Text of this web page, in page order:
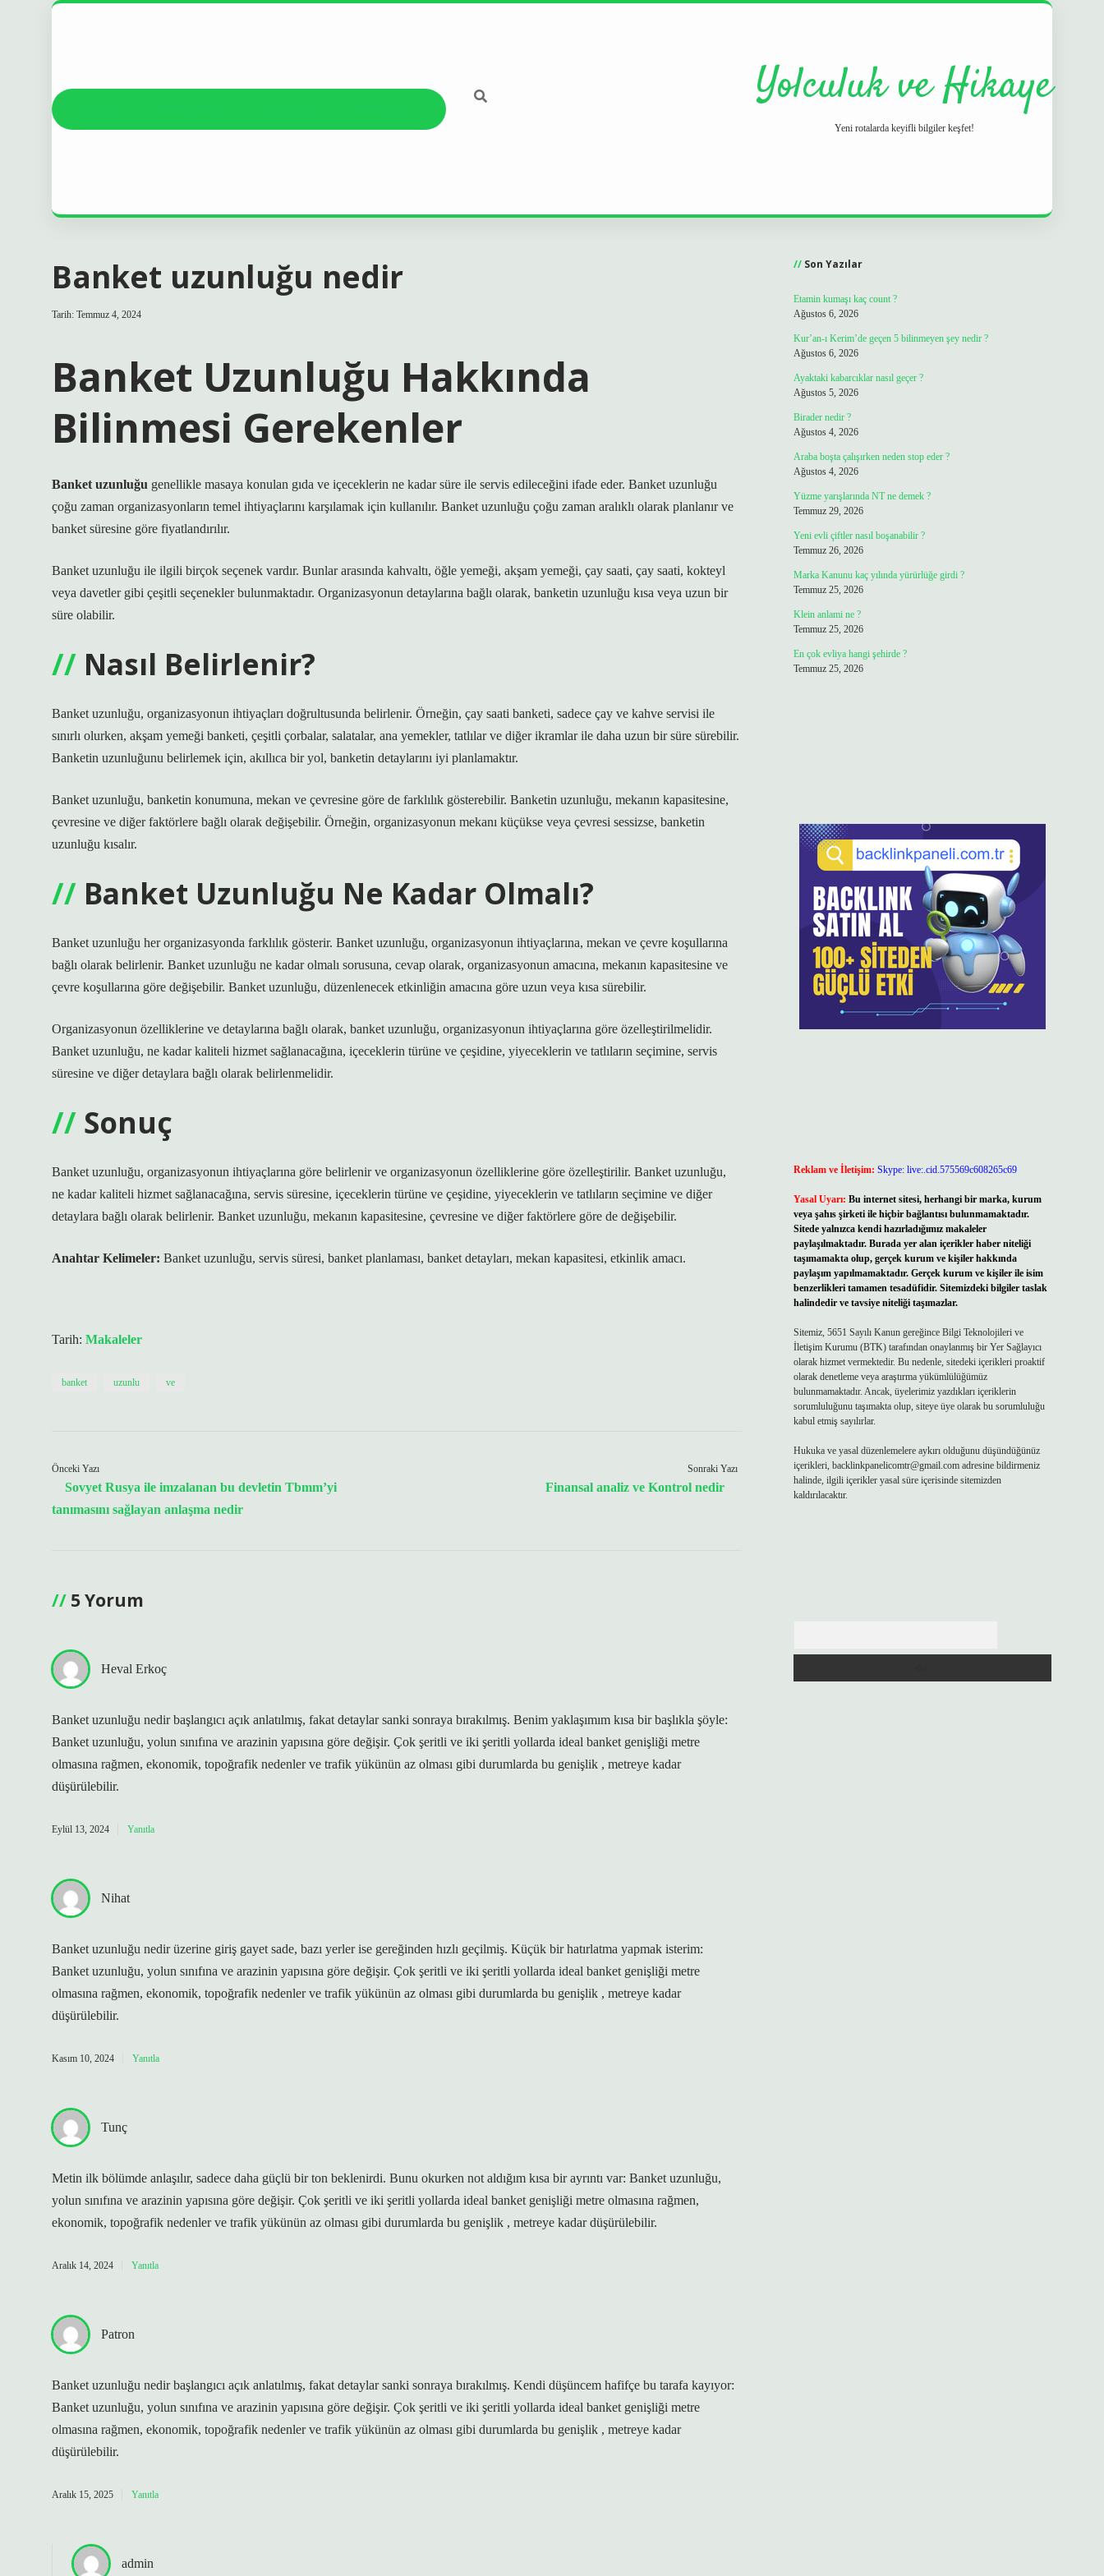
Yolculuk ve Hikaye
Yeni rotalarda keyifli bilgiler keşfet!
Banket uzunluğu nedir
Tarih: Temmuz 4, 2024
Banket Uzunluğu Hakkında
Bilinmesi Gerekenler
Banket uzunluğu genellikle masaya konulan gıda ve içeceklerin ne kadar süre ile servis edileceğini ifade eder. Banket uzunluğu
çoğu zaman organizasyonların temel ihtiyaçlarını karşılamak için kullanılır. Banket uzunluğu çoğu zaman aralıklı olarak planlanır ve
banket süresine göre fiyatlandırılır.
Banket uzunluğu ile ilgili birçok seçenek vardır. Bunlar arasında kahvaltı, öğle yemeği, akşam yemeği, çay saati, çay saati, kokteyl
veya davetler gibi çeşitli seçenekler bulunmaktadır. Organizasyonun detaylarına bağlı olarak, banketin uzunluğu kısa veya uzun bir
süre olabilir.
Nasıl Belirlenir?
Banket uzunluğu, organizasyonun ihtiyaçları doğrultusunda belirlenir. Örneğin, çay saati banketi, sadece çay ve kahve servisi ile
sınırlı olurken, akşam yemeği banketi, çeşitli çorbalar, salatalar, ana yemekler, tatlılar ve diğer ikramlar ile daha uzun bir süre sürebilir.
Banketin uzunluğunu belirlemek için, akıllıca bir yol, banketin detaylarını iyi planlamaktır.
Banket uzunluğu, banketin konumuna, mekan ve çevresine göre de farklılık gösterebilir. Banketin uzunluğu, mekanın kapasitesine,
çevresine ve diğer faktörlere bağlı olarak değişebilir. Örneğin, organizasyonun mekanı küçükse veya çevresi sessizse, banketin
uzunluğu kısalır.
Banket Uzunluğu Ne Kadar Olmalı?
Banket uzunluğu her organizasyonda farklılık gösterir. Banket uzunluğu, organizasyonun ihtiyaçlarına, mekan ve çevre koşullarına
bağlı olarak belirlenir. Banket uzunluğu ne kadar olmalı sorusuna, cevap olarak, organizasyonun amacına, mekanın kapasitesine ve
çevre koşullarına göre değişebilir. Banket uzunluğu, düzenlenecek etkinliğin amacına göre uzun veya kısa sürebilir.
Organizasyonun özelliklerine ve detaylarına bağlı olarak, banket uzunluğu, organizasyonun ihtiyaçlarına göre özelleştirilmelidir.
Banket uzunluğu, ne kadar kaliteli hizmet sağlanacağına, içeceklerin türüne ve çeşidine, yiyeceklerin ve tatlıların seçimine, servis
süresine ve diğer detaylara bağlı olarak belirlenmelidir.
Sonuç
Banket uzunluğu, organizasyonun ihtiyaçlarına göre belirlenir ve organizasyonun özelliklerine göre özelleştirilir. Banket uzunluğu,
ne kadar kaliteli hizmet sağlanacağına, servis süresine, içeceklerin türüne ve çeşidine, yiyeceklerin ve tatlıların seçimine ve diğer
detaylara bağlı olarak belirlenir. Banket uzunluğu, mekanın kapasitesine, çevresine ve diğer faktörlere göre de değişebilir.
Anahtar Kelimeler: Banket uzunluğu, servis süresi, banket planlaması, banket detayları, mekan kapasitesi, etkinlik amacı.
Tarih: Makaleler
banket uzunlu ve
Önceki Yazı
Sovyet Rusya ile imzalanan bu devletin Tbmm’yi
tanımasını sağlayan anlaşma nedir
Sonraki Yazı
Finansal analiz ve Kontrol nedir
5 Yorum
Heval Erkoç
Banket uzunluğu nedir başlangıcı açık anlatılmış, fakat detaylar sanki sonraya bırakılmış. Benim yaklaşımım kısa bir başlıkla şöyle:
Banket uzunluğu, yolun sınıfına ve arazinin yapısına göre değişir. Çok şeritli ve iki şeritli yollarda ideal banket genişliği metre
olmasına rağmen, ekonomik, topoğrafik nedenler ve trafik yükünün az olması gibi durumlarda bu genişlik , metreye kadar
düşürülebilir.
Eylül 13, 2024 Yanıtla
Nihat
Banket uzunluğu nedir üzerine giriş gayet sade, bazı yerler ise gereğinden hızlı geçilmiş. Küçük bir hatırlatma yapmak isterim:
Banket uzunluğu, yolun sınıfına ve arazinin yapısına göre değişir. Çok şeritli ve iki şeritli yollarda ideal banket genişliği metre
olmasına rağmen, ekonomik, topoğrafik nedenler ve trafik yükünün az olması gibi durumlarda bu genişlik , metreye kadar
düşürülebilir.
Kasım 10, 2024 Yanıtla
Tunç
Metin ilk bölümde anlaşılır, sadece daha güçlü bir ton beklenirdi. Bunu okurken not aldığım kısa bir ayrıntı var: Banket uzunluğu,
yolun sınıfına ve arazinin yapısına göre değişir. Çok şeritli ve iki şeritli yollarda ideal banket genişliği metre olmasına rağmen,
ekonomik, topoğrafik nedenler ve trafik yükünün az olması gibi durumlarda bu genişlik , metreye kadar düşürülebilir.
Aralık 14, 2024 Yanıtla
Patron
Banket uzunluğu nedir başlangıcı açık anlatılmış, fakat detaylar sanki sonraya bırakılmış. Kendi düşüncem hafifçe bu tarafa kayıyor:
Banket uzunluğu, yolun sınıfına ve arazinin yapısına göre değişir. Çok şeritli ve iki şeritli yollarda ideal banket genişliği metre
olmasına rağmen, ekonomik, topoğrafik nedenler ve trafik yükünün az olması gibi durumlarda bu genişlik , metreye kadar
düşürülebilir.
Aralık 15, 2025 Yanıtla
admin
Son Yazılar
Etamin kumaşı kaç count ?
Ağustos 6, 2026
Kur’an-ı Kerim’de geçen 5 bilinmeyen şey nedir ?
Ağustos 6, 2026
Ayaktaki kabarcıklar nasıl geçer ?
Ağustos 5, 2026
Birader nedir ?
Ağustos 4, 2026
Araba boşta çalışırken neden stop eder ?
Ağustos 4, 2026
Yüzme yarışlarında NT ne demek ?
Temmuz 29, 2026
Yeni evli çiftler nasıl boşanabilir ?
Temmuz 26, 2026
Marka Kanunu kaç yılında yürürlüğe girdi ?
Temmuz 25, 2026
Klein anlami ne ?
Temmuz 25, 2026
En çok evliya hangi şehirde ?
Temmuz 25, 2026
Reklam ve İletişim: Skype: live:.cid.575569c608265c69
Yasal Uyarı: Bu internet sitesi, herhangi bir marka, kurum
veya şahıs şirketi ile hiçbir bağlantısı bulunmamaktadır.
Sitede yalnızca kendi hazırladığımız makaleler
paylaşılmaktadır. Burada yer alan içerikler haber niteliği
taşımamakta olup, gerçek kurum ve kişiler hakkında
paylaşım yapılmamaktadır. Gerçek kurum ve kişiler ile isim
benzerlikleri tamamen tesadüfidir. Sitemizdeki bilgiler taslak
halindedir ve tavsiye niteliği taşımazlar.
Sitemiz, 5651 Sayılı Kanun gereğince Bilgi Teknolojileri ve
İletişim Kurumu (BTK) tarafından onaylanmış bir Yer Sağlayıcı
olarak hizmet vermektedir. Bu nedenle, sitedeki içerikleri proaktif
olarak denetleme veya araştırma yükümlülüğümüz
bulunmamaktadır. Ancak, üyelerimiz yazdıkları içeriklerin
sorumluluğunu taşımakta olup, siteye üye olarak bu sorumluluğu
kabul etmiş sayılırlar.
Hukuka ve yasal düzenlemelere aykırı olduğunu düşündüğünüz
içerikleri, backlinkpanelicomtr@gmail.comadresine bildirmeniz
halinde, ilgili içerikler yasal süre içerisinde sitemizden
kaldırılacaktır.